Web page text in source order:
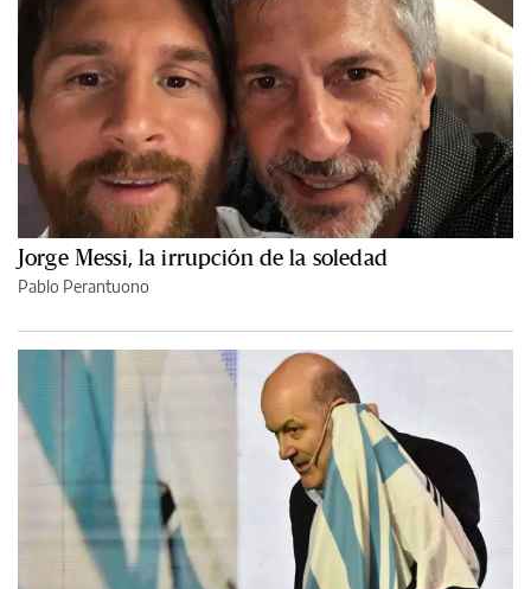
Jorge Messi, la irrupción de la soledad
Pablo Perantuono